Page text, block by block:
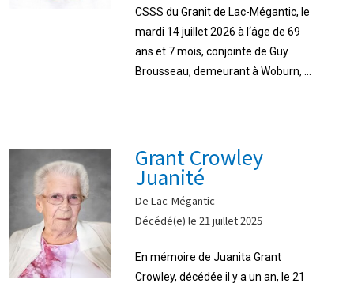
CSSS du Granit de Lac-Mégantic, le
mardi 14 juillet 2026 à l‘âge de 69
ans et 7 mois, conjointe de Guy
Brousseau, demeurant à Woburn, ...
Grant Crowley
Juanité
De Lac-Mégantic
Décédé(e) le 21 juillet 2025
En mémoire de Juanita Grant
Crowley, décédée il y a un an, le 21